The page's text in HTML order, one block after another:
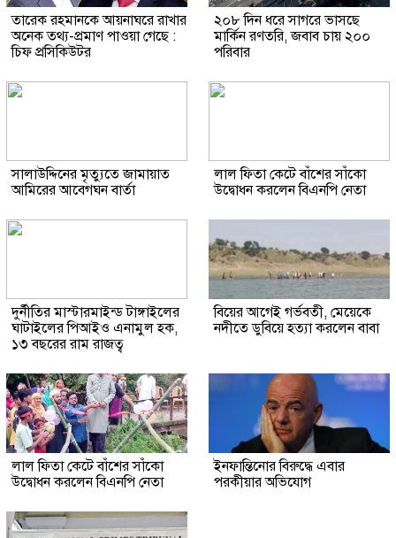
তারেক রহমানকে আয়নাঘরে রাখার
অনেক তথ্য-প্রমাণ পাওয়া গেছে :
চিফ প্রসিকিউটর
২০৮ দিন ধরে সাগরে ভাসছে
মার্কিন রণতরি, জবাব চায় ২০০
পরিবার
সালাউদ্দিনের মৃত্যুতে জামায়াত
আমিরের আবেগঘন বার্তা
লাল ফিতা কেটে বাঁশের সাঁকো
উদ্বোধন করলেন বিএনপি নেতা
দুর্নীতির মাস্টারমাইন্ড টাঙ্গাইলের
ঘাটাইলের পিআইও এনামুল হক,
১৩ বছরের রাম রাজত্ব
বিয়ের আগেই গর্ভবতী, মেয়েকে
নদীতে ডুবিয়ে হত্যা করলেন বাবা
লাল ফিতা কেটে বাঁশের সাঁকো
উদ্বোধন করলেন বিএনপি নেতা
ইনফান্তিনোর বিরুদ্ধে এবার
পরকীয়ার অভিযোগ